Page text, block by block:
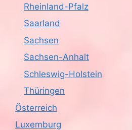
Rheinland-Pfalz
Saarland
Sachsen
Sachsen-Anhalt
Schleswig-Holstein
Thüringen
Österreich
Luxemburg